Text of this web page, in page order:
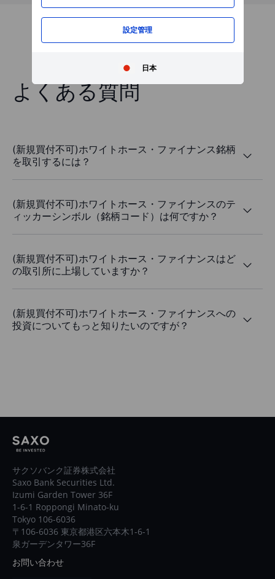
設定管理
日本
よくある質問
(新規買付不可)ホワイトホース・ファイナンス銘柄
を取引するには？
(新規買付不可)ホワイトホース・ファイナンスのテ
ィッカーシンボル（銘柄コード）は何ですか？
(新規買付不可)ホワイトホース・ファイナンスはど
の取引所に上場していますか？
(新規買付不可)ホワイトホース・ファイナンスへの
投資についてもっと知りたいのですが？
サクソバンク証券株式会社
Saxo Bank Securities Ltd.
Izumi Garden Tower 36F
1-6-1 Roppongi Minato-ku
Tokyo 106-6036
〒106-6036 東京都港区六本木1-6-1
泉ガーデンタワー36F
お問い合わせ